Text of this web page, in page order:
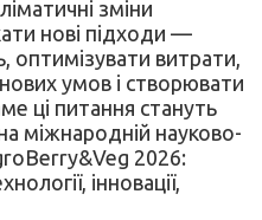
зміни
нові підходи —
оптимізувати витрати,
умов і створювати
ці питання стануть
міжнародній науково-
2026:
інновації,